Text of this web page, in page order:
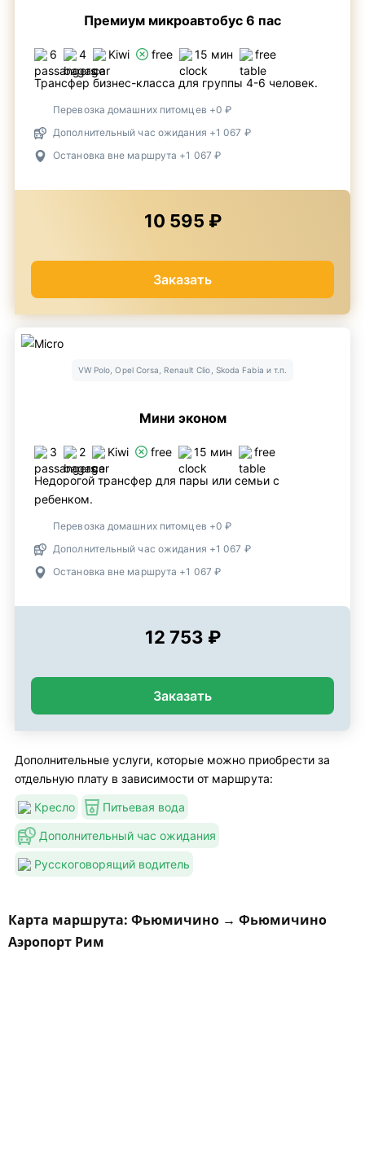
Премиум микроавтобус 6 пас
6 4 Kiwi free 15 мин free
Трансфер бизнес-класса для группы 4-6 человек.
Перевозка домашних питомцев +0 ₽
Дополнительный час ожидания +1 067 ₽
Остановка вне маршрута +1 067 ₽
10 595 ₽
Заказать
VW Polo, Opel Corsa, Renault Clio, Skoda Fabia и т.п.
Мини эконом
3 2 Kiwi free 15 мин free
Недорогой трансфер для пары или семьи с
ребенком.
Перевозка домашних питомцев +0 ₽
Дополнительный час ожидания +1 067 ₽
Остановка вне маршрута +1 067 ₽
12 753 ₽
Заказать
Дополнительные услуги, которые можно приобрести за
отдельную плату в зависимости от маршрута:
Кресло Питьевая вода
Дополнительный час ожидания
Русскоговорящий водитель
Карта маршрута: Фьюмичино → Фьюмичино
Аэропорт Рим